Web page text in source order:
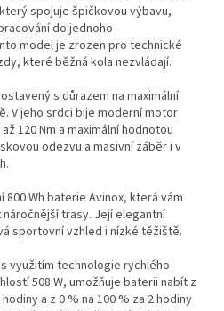
spojuje špičkovou výbavu,
do jednoho
model je zrozen pro technické
které běžná kola nezvládají.
s důrazem na maximální
V jeho srdci bije moderní motor
120 Nm a maximální hodnotou
odezvu a masivní záběr i v
Wh baterie Avinox, která vám
trasy. Její elegantní
sportovní vzhled i nízké těžiště.
využitím technologie rychlého
508 W, umožňuje baterii nabít z
a z 0 % na 100 % za 2 hodiny